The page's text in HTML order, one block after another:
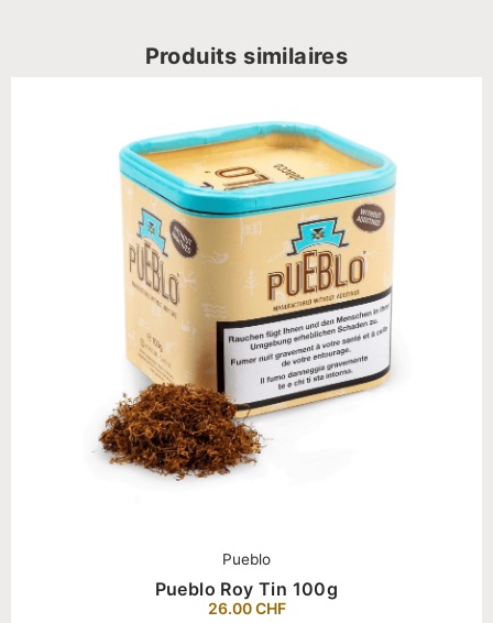
Produits similaires
Pueblo
Pueblo Roy Tin 100g
26.00CHF